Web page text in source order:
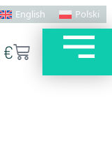
English Polski
€